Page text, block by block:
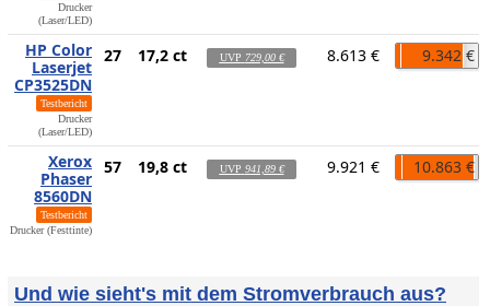
Drucker
(Laser/LED)
HP Color
Laserjet
CP3525DN
Testbericht
Drucker
(Laser/LED)
27 17,2 ct UVP 729,00 € 8.613 € 9.342 €
Xerox
Phaser
8560DN
Testbericht
Drucker (Festtinte)
57 19,8 ct UVP 941,89 € 9.921 € 10.863 €
Und wie sieht's mit dem Stromverbrauch aus?